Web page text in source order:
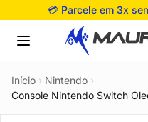
Pular para o conteúdo
💳 Parcele em 3x
Início › Nintendo ›
Console Nintendo Switch